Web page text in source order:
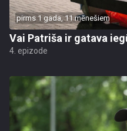
pirms 1 gada, 11 mēnešiem
Vai Patriša ir gatava
4. epizode